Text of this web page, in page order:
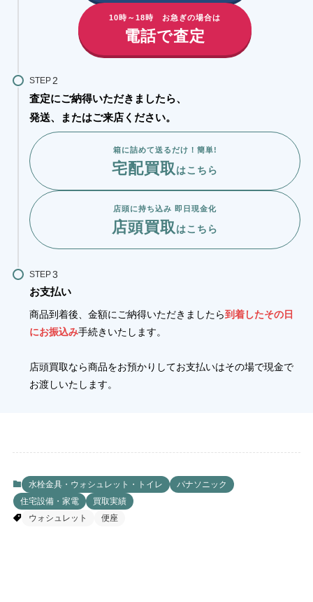
10時～18時 お急ぎの場合は
電話で査定
STEP
査定にご納得いただきましたら、
発送、またはご来店ください。
箱に詰めて送るだけ！簡単!
宅配買取 はこちら
店頭に持ち込み 即日現金化
店頭買取 はこちら
STEP
お支払い
商品到着後、金額にご納得いただきましたら到着したその日
にお振込み手続きいたします。
店頭買取なら商品をお預かりしてお支払いはその場で現金で
お渡しいたします。
水栓金具・ウォシュレット・トイレ
パナソニック
住宅設備・家電
買取実績
ウォシュレット
便座